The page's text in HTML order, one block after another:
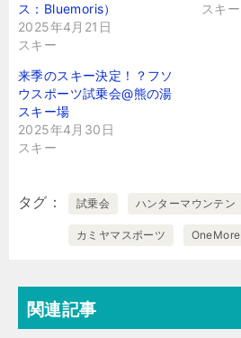
ス：Bluemoris）
2025年4月21日
スキー
スキー
来季のスキー決定！？フソ
ウスポーツ試乗会@熊の湯
スキー場
2025年4月30日
スキー
タグ 試乗会 ハンターマウンテン
カミヤマスポーツ OneMore
関連記事